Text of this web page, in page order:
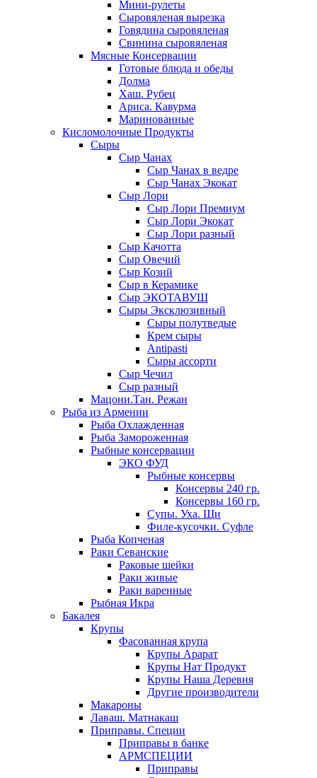
Мини-рулеты
Сыровяленая вырезка
Говядина сыровяленая
Свинина сыровяленая
Мясные Консервации
Готовые блюда и обеды
Долма
Хаш. Рубец
Ариса. Кавурма
Маринованные
Кисломолочные Продукты
Сыры
Сыр Чанах
Сыр Чанах в ведре
Сыр Чанах Экокат
Сыр Лори
Сыр Лори Премиум
Сыр Лори Экокат
Сыр Лори разный
Сыр Качотта
Сыр Овечий
Сыр Козий
Сыр в Керамике
Сыр ЭКОТАВУШ
Сыры Эксклюзивный
Сыры полутведые
Крем сыры
Antipasti
Сыры ассорти
Сыр Чечил
Сыр разный
Мацони.Тан. Режан
Рыба из Армении
Рыба Охлажденная
Рыба Замороженная
Рыбные консервации
ЭКО ФУД
Рыбные консервы
Консервы 240 гр.
Консервы 160 гр.
Супы. Уха. Щи
Филе-кусочки. Суфле
Рыба Копченая
Раки Севанские
Раковые шейки
Раки живые
Раки варенные
Рыбная Икра
Бакалея
Крупы
Фасованная крупа
Крупы Арарат
Крупы Нат Продукт
Крупы Наша Деревня
Другие производители
Макароны
Лаваш. Матнакаш
Приправы. Специи
Приправы в банке
АРМСПЕЦИИ
Приправы